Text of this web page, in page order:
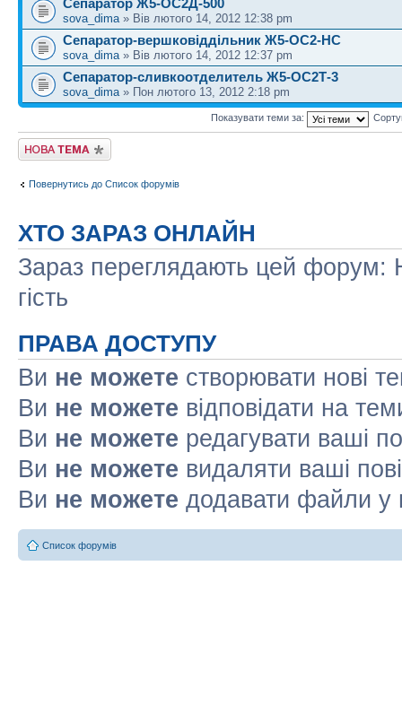
sova_dima » Вів лютого 14, 2012 12:38 pm
Сепаратор-вершковіддільник Ж5-ОС2-НС
sova_dima » Вів лютого 14, 2012 12:37 pm
Сепаратор-сливкоотделитель Ж5-ОС2Т-3
sova_dima » Пон лютого 13, 2012 2:18 pm
Показувати теми за:
Створити нову тему
Повернутись до Список форумів
ХТО ЗАРАЗ ОНЛАЙН
Зараз переглядають цей форум:
гість
ПРАВА ДОСТУПУ
Ви не можете створювати нові
Ви не можете відповідати на
Ви не можете редагувати ваші
Ви не можете видаляти ваші
Ви не можете додавати файли у
Список форумів